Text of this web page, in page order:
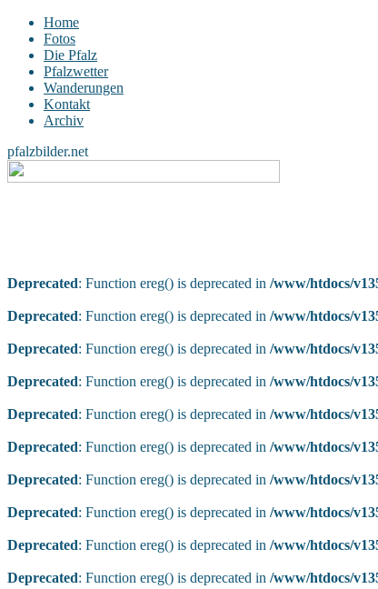
Home
Fotos
Die Pfalz
Pfalzwetter
Wanderungen
Kontakt
Archiv
pfalzbilder.net
Deprecated: Function ereg() is deprecated in /www/htdocs/
Deprecated: Function ereg() is deprecated in /www/htdocs/
Deprecated: Function ereg() is deprecated in /www/htdocs/
Deprecated: Function ereg() is deprecated in /www/htdocs/
Deprecated: Function ereg() is deprecated in /www/htdocs/
Deprecated: Function ereg() is deprecated in /www/htdocs/
Deprecated: Function ereg() is deprecated in /www/htdocs/
Deprecated: Function ereg() is deprecated in /www/htdocs/
Deprecated: Function ereg() is deprecated in /www/htdocs/
Deprecated: Function ereg() is deprecated in /www/htdocs/